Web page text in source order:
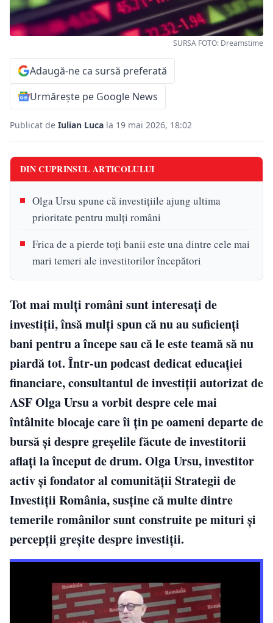
SURSA FOTO: Dreamstime
Adaugă-ne ca sursă preferată
Urmărește pe Google News
Publicat de Iulian Luca la 19 mai 2026, 18:02
DIN CUPRINSUL ARTICOLULUI
Olga Ursu spune că investițiile ajung ultima
prioritate pentru mulți români
Frica de a pierde toți banii este una dintre cele mai
mari temeri ale investitorilor începători
Tot mai mulți români sunt interesați de
investiții, însă mulți spun că nu au suficienți
bani pentru a începe sau că le este teamă să nu
piardă tot. Într-un podcast dedicat educației
financiare, consultantul de investiții autorizat de
ASF Olga Ursu a vorbit despre cele mai
întâlnite blocaje care îi țin pe oameni departe de
bursă și despre greșelile făcute de investitorii
aflați la început de drum. Olga Ursu, investitor
activ și fondator al comunității Strategii de
Investiții România, susține că multe dintre
temerile românilor sunt construite pe mituri și
percepții greșite despre investiții.